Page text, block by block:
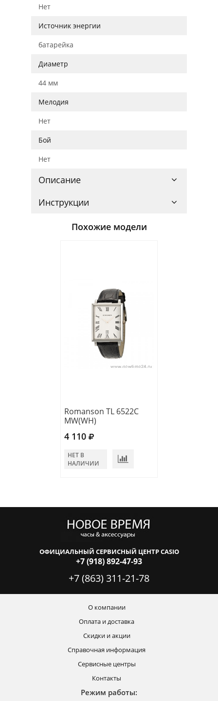
Нет
Источник энергии
батарейка
Диаметр
44 мм
Мелодия
Нет
Бой
Нет
Описание
Инструкции
Похожие модели
Romanson TL 6522C
MW(WH)
4 110
НЕТ В
НАЛИЧИИ
ОФИЦИАЛЬНЫЙ СЕРВИСНЫЙ ЦЕНТР CASIO
+7 (918) 892-47-93
+7 (863) 311-21-78
О компании
Оплата и доставка
Скидки и акции
Справочная информация
Сервисные центры
Контакты
Режим работы: